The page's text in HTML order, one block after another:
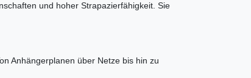
und hoher Strapazierfähigkeit. Sie
Anhängerplanen über Netze bis hin zu